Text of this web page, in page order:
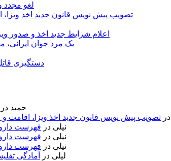
لغو مجدد
تصویب پیش نویس قانون جدید اخذ
اعلام شرایط جدید اخذ و صدور
یک مرد جوان ایرانی، متهم به قتل
دستگیری
حمید در
در تصویب پیش نویس قانون جدید اخذ ویزا، اقامت
نیلی در فهرست
نیلی در فهرست
نیلی در فهرست
لیلی در
آمادگی